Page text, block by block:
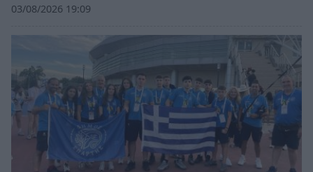
03/08/2026 19:09